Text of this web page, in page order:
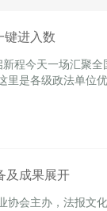
键进入数
程今天一场汇聚
里是各级政法单位
及成果展开
协会主办，法报文